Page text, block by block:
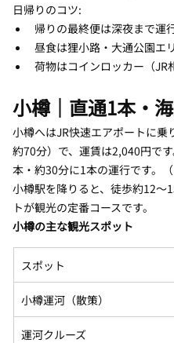
日帰りのコツ:
帰りの最終便は深夜まで運
昼食は狸小路・大通公園エ
荷物はコインロッカー（JR
小樽｜直通1本・
小樽へはJR快速エアポートに
約70分）で、運賃は2,040円で
本・約30分に1本の運行です。
小樽駅を降りると、徒歩約12〜
トが観光の定番コースです。
小樽の主な観光スポット
スポット
小樽運河（散策）
運河クルーズ